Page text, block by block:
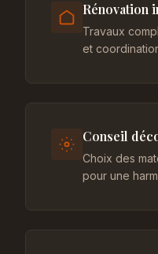
Rénovation
Travaux
et
Conseil
Choix des
pour une